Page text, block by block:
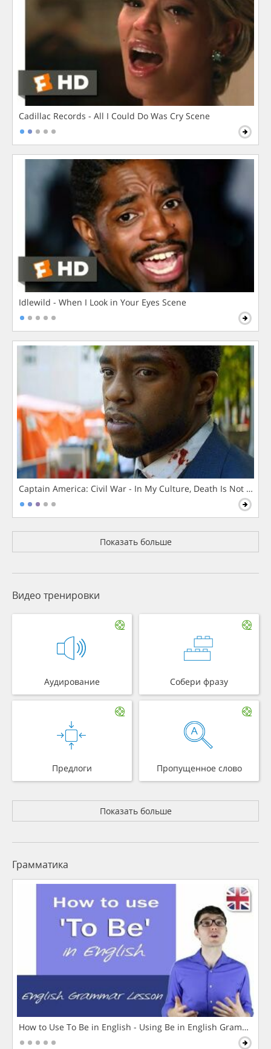
Cadillac Records - All I Could Do Was Cry Scene
Idlewild - When I Look in Your Eyes Scene
Captain America: Civil War - In My Culture, Death Is Not The
Показать больше
Видео тренировки
Аудирование Собери фразу
Предлоги Пропущенное слово
Показать больше
Грамматика
How to Use To Be in English - Using Be in English Grammar